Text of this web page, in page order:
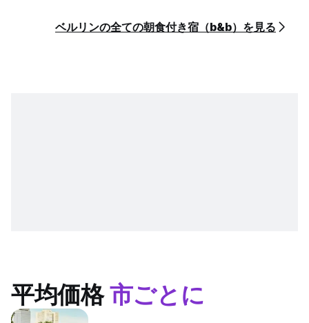
ベルリンの全ての朝食付き宿（b&b）を見る
平均価格市ごとに